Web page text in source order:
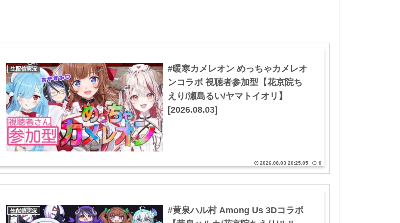
生配信実況
#暖寒カメレオン めっちゃカメレオ
ンコラボ 視聴者参加型【花京院ち
えり/瀬島るい/ヤマトイオリ】
[2026.08.03]
2026.08.03 20:25.05 0
生配信実況
#黄泉ハル村 Among Us 3Dコラボ